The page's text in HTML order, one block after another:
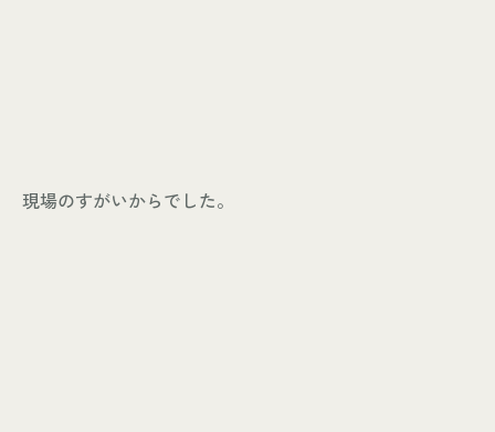
現場のすがいからでした。